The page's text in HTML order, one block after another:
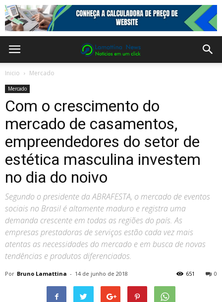
Inicio Mercado
Mercado
Com o crescimento do
mercado de casamentos,
empreendedores do setor de
estética masculina investem
no dia do noivo
Segundo o presidente da ABRAFESTA, o mercado de eventos
sociais no Brasil é altamente maduro e registra uma
demanda crescente em todas as regiões do país. As
empresas prestadoras de serviços estão cada vez mais
atentas as necessidades do mercado e em busca de novas
tendências e produtos diferenciados.
Por Bruno Lamattina - 14 de junho de 2018 0
651